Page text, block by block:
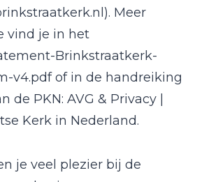
Meer
vind je in het
Brinkstraatkerk-
v4.pdf of in de handreiking
de PKN: AVG & Privacy |
Kerk in Nederland.
je veel plezier bij de